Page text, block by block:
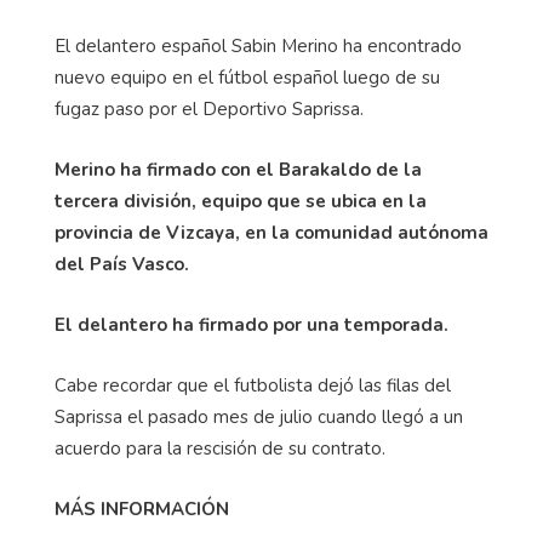
El delantero español Sabin Merino ha encontrado
nuevo equipo en el fútbol español luego de su
fugaz paso por el Deportivo Saprissa.
Merino ha firmado con el Barakaldo de la
tercera división, equipo que se ubica en la
provincia de Vizcaya, en la comunidad autónoma
del País Vasco.
El delantero ha firmado por una temporada.
Cabe recordar que el futbolista dejó las filas del
Saprissa el pasado mes de julio cuando llegó a un
acuerdo para la rescisión de su contrato.
MÁS INFORMACIÓN